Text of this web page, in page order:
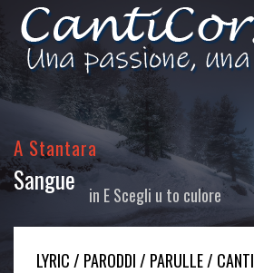
A Stantara
Sangue in E Scegli u to culore
LYRIC / PARODDI / PARULLE / CANTI